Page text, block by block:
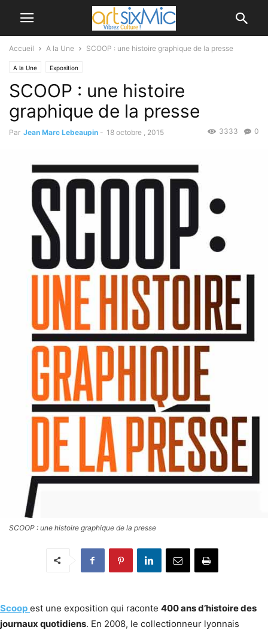
Accueil A la Une SCOOP : une histoire graphique de la presse
A la Une Exposition
SCOOP : une histoire
graphique de la presse
Par Jean Marc Lebeaupin - 18 octobre , 2015 0
3333
SCOOP : une histoire graphique de la presse
Scoop est une exposition qui raconte 400 ans d’histoire des
journaux quotidiens. En 2008, le collectionneur lyonnais